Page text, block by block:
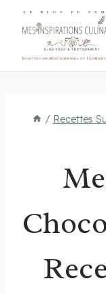
LE BLOG DE
Recettes méditerranéennes et
/ Recettes